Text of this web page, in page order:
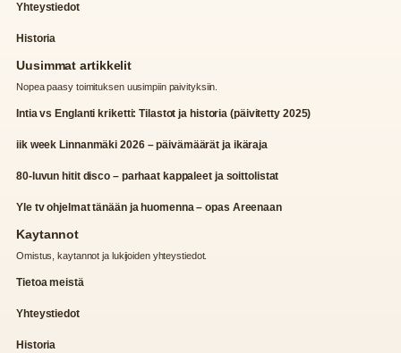
Yhteystiedot
Historia
Uusimmat artikkelit
Nopea paasy toimituksen uusimpiin paivityksiin.
Intia vs Englanti kriketti: Tilastot ja historia (päivitetty 2025)
iik week Linnanmäki 2026 – päivämäärät ja ikäraja
80-luvun hitit disco – parhaat kappaleet ja soittolistat
Yle tv ohjelmat tänään ja huomenna – opas Areenaan
Kaytannot
Omistus, kaytannot ja lukijoiden yhteystiedot.
Tietoa meistä
Yhteystiedot
Historia